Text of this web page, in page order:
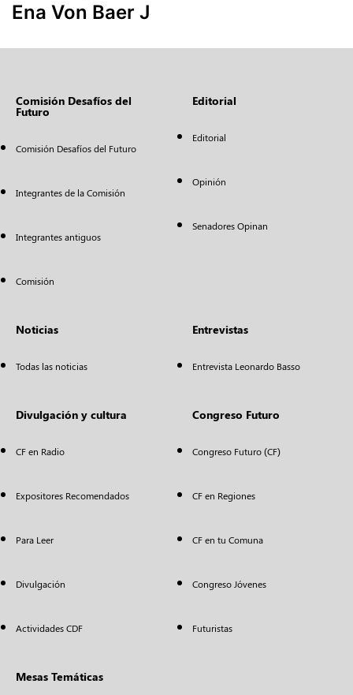
Ena Von Baer J
Comisión Desafíos del
Futuro
Comisión Desafíos del Futuro
Integrantes de la Comisión
Integrantes antiguos
Comisión
Editorial
Editorial
Opinión
Senadores Opinan
Noticias
Todas las noticias
Entrevistas
Entrevista Leonardo Basso
Divulgación y cultura
CF en Radio
Expositores Recomendados
Para Leer
Divulgación
Actividades CDF
Congreso Futuro
Congreso Futuro (CF)
CF en Regiones
CF en tu Comuna
Congreso Jóvenes
Futuristas
Mesas Temáticas